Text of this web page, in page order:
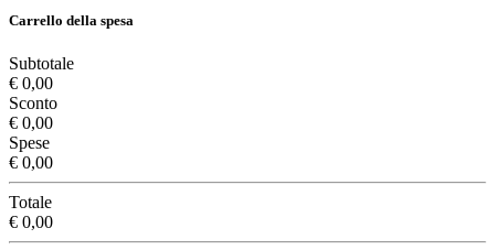
Carrello della spesa
Subtotale
€ 0,00
Sconto
€ 0,00
Spese
€ 0,00
Totale
€ 0,00